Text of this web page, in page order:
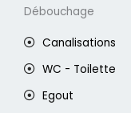
Débouchage
Canalisations
WC - Toilette
Egout